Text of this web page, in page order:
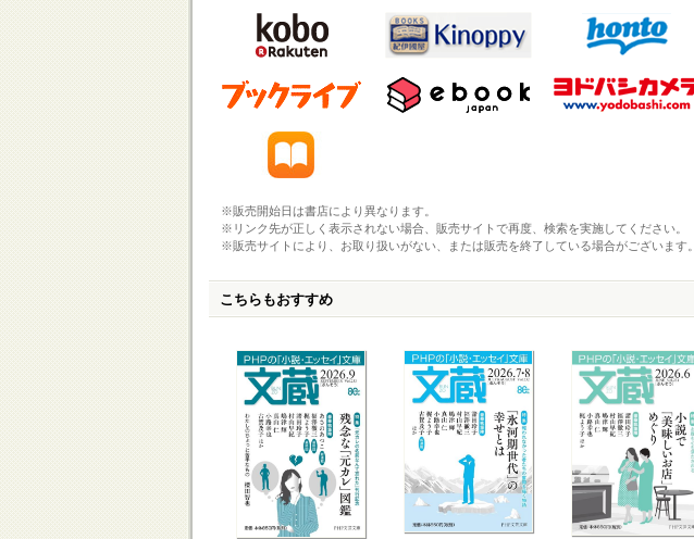
※販売開始日は書店により異なります。
※リンク先が正しく表示されない場合、販売サイトで再度、検索を実施してください。
※販売サイトにより、お取り扱いがない、または販売を終了している場合がございます。
こちらもおすすめ